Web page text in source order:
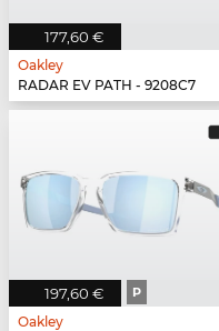
177,60 €
Oakley
RADAR EV PATH - 9208C7
197,60 € P
Oakley